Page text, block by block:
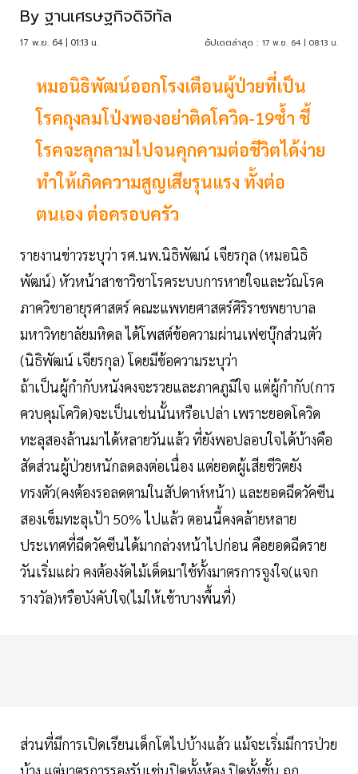
By ฐานเศรษฐกิจดิจิทัล
17 พ.ย. 64 | 01:13 น. อัปเดตล่าสุด : 17 พ.ย. 64 | 08:13 น.
หมอนิธิพัฒน์ออกโรงเตือนผู้ป่วยที่เป็น
โรคถุงลมโป่งพองอย่าติดโควิด-19ซ้ำ ชี้
โรคจะลุกลามไปจนคุกคามต่อชีวิตได้ง่าย
ทำให้เกิดความสูญเสียรุนแรง ทั้งต่อ
ตนเอง ต่อครอบครัว
รายงานข่าวระบุว่า รศ.นพ.นิธิพัฒน์ เจียรกุล (หมอนิธิ
พัฒน์) หัวหน้าสาขาวิชาโรคระบบการหายใจและวัณโรค
ภาควิชาอายุรศาสตร์ คณะแพทยศาสตร์ศิริราชพยาบาล
มหาวิทยาลัยมหิดล ได้โพสต์ข้อความผ่านเฟซบุ๊กส่วนตัว
(นิธิพัฒน์ เจียรกุล) โดยมีข้อความระบุว่า
ถ้าเป็นผู้กำกับหนังคงจะรวยและภาคภูมิใจ แต่ผู้กำกับ(การ
ควบคุมโควิด)จะเป็นเช่นนั้นหรือเปล่า เพราะยอดโควิด
ทะลุสองล้านมาได้หลายวันแล้ว ที่ยังพอปลอบใจได้บ้างคือ
สัดส่วนผู้ป่วยหนักลดลงต่อเนื่อง แต่ยอดผู้เสียชีวิตยัง
ทรงตัว(คงต้องรอลดตามในสัปดาห์หน้า) และยอดฉีดวัคซีน
สองเข็มทะลุเป้า 50% ไปแล้ว ตอนนี้คงคล้ายหลาย
ประเทศที่ฉีดวัคซีนได้มากล่วงหน้าไปก่อน คือยอดฉีดราย
วันเริ่มแผ่ว คงต้องงัดไม้เด็ดมาใช้ทั้งมาตรการจูงใจ(แจก
รางวัล)หรือบังคับใจ(ไม่ให้เข้าบางพื้นที่)
ส่วนที่มีการเปิดเรียนเด็กโตไปบ้างแล้ว แม้จะเริ่มมีการป่วย